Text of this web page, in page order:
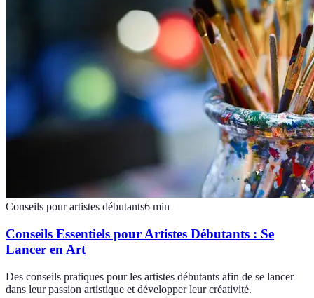
Conseils pour artistes débutants6 min
Conseils Essentiels pour Artistes Débutants : Se
Lancer en Art
Des conseils pratiques pour les artistes débutants afin de se lancer
dans leur passion artistique et développer leur créativité.